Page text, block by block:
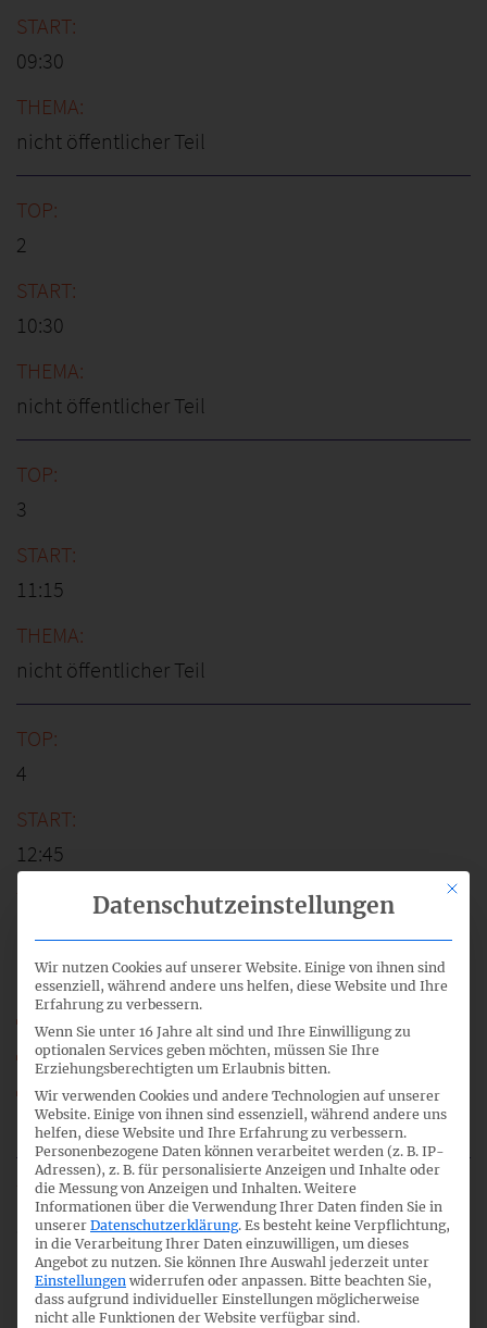
09:30
nicht öffentlicher Teil
2
10:30
nicht öffentlicher Teil
3
11:15
nicht öffentlicher Teil
4
12:45
HGB-Reform – Gesetzentwurf BilRUG
21_04_HGB-FA_HGB-Reform_CN.pdf
21_04a_HGB-FA_HGB-Reform_Synopse_A3.pdf
21_04b_HGB-FA_HGB-Reform_BilRUG-E.pdf
HGB-FA_21_TOP_04.mp3
14:45
Mit
Datenschutzeinstellungen
Wir nutzen Cookies auf unserer Website. Einige von ihnen sind
essenziell, während andere uns helfen, diese Website und Ihre
Erfahrung zu verbessern.
Wenn Sie unter 16 Jahre alt sind und Ihre Einwilligung zu
optionalen Services geben möchten, müssen Sie Ihre
Erziehungsberechtigten um Erlaubnis bitten.
Wir verwenden Cookies und andere Technologien auf unserer
Website. Einige von ihnen sind essenziell, während andere uns
helfen, diese Website und Ihre Erfahrung zu verbessern.
Personenbezogene Daten können verarbeitet werden (z. B. IP-
Adressen), z. B. für personalisierte Anzeigen und Inhalte oder
die Messung von Anzeigen und Inhalten. Weitere
Informationen über die Verwendung Ihrer Daten finden Sie in
unserer Datenschutzerklärung. Es besteht keine Verpflichtung,
in die Verarbeitung Ihrer Daten einzuwilligen, um dieses
Angebot zu nutzen. Sie können Ihre Auswahl jederzeit unter
Einstellungen widerrufen oder anpassen. Bitte beachten Sie,
dass aufgrund individueller Einstellungen möglicherweise
nicht alle Funktionen der Website verfügbar sind.